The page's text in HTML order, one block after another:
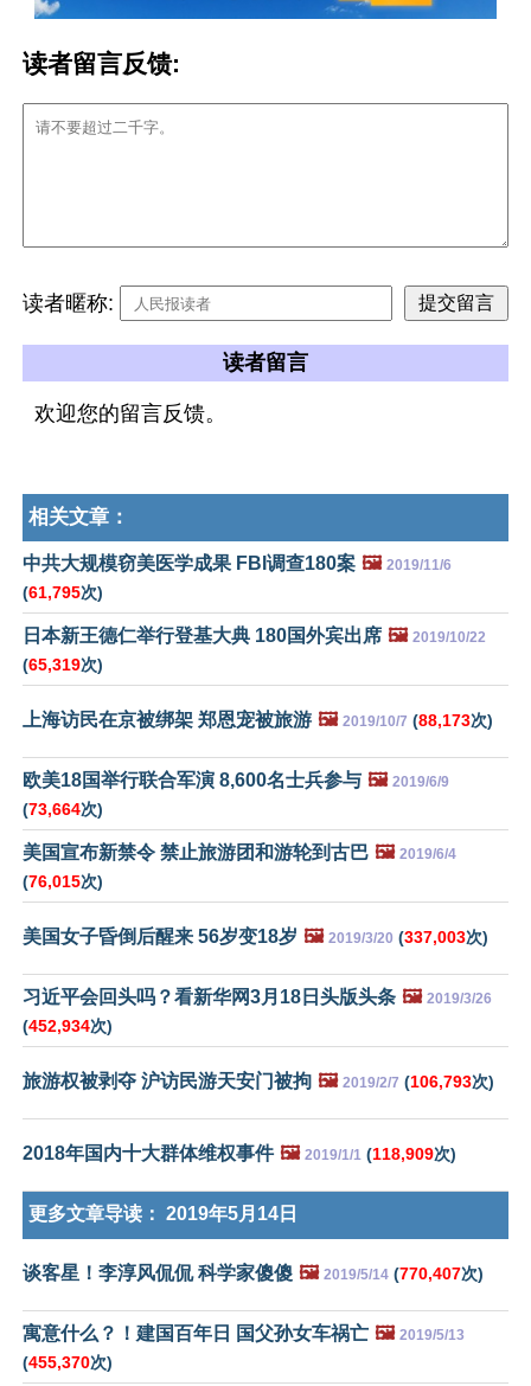
读者留言反馈:
读者暱称:
读者留言
欢迎您的留言反馈。
相关文章：
中共大规模窃美医学成果 FBI调查180案 🖼️ 2019/11/6
(61,795次)
日本新王德仁举行登基大典 180国外宾出席 🖼️ 2019/10/22
(65,319次)
上海访民在京被绑架 郑恩宠被旅游 🖼️ 2019/10/7 (88,173次)
欧美18国举行联合军演 8,600名士兵参与 🖼️ 2019/6/9
(73,664次)
美国宣布新禁令 禁止旅游团和游轮到古巴 🖼️ 2019/6/4
(76,015次)
美国女子昏倒后醒来 56岁变18岁 🖼️ 2019/3/20 (337,003次)
习近平会回头吗？看新华网3月18日头版头条 🖼️ 2019/3/26
(452,934次)
旅游权被剥夺 沪访民游天安门被拘 🖼️ 2019/2/7 (106,793次)
2018年国内十大群体维权事件 🖼️ 2019/1/1 (118,909次)
更多文章导读： 2019年5月14日
谈客星！李淳风侃侃 科学家傻傻 🖼️ 2019/5/14 (770,407次)
寓意什么？！建国百年日 国父孙女车祸亡 🖼️ 2019/5/13
(455,370次)